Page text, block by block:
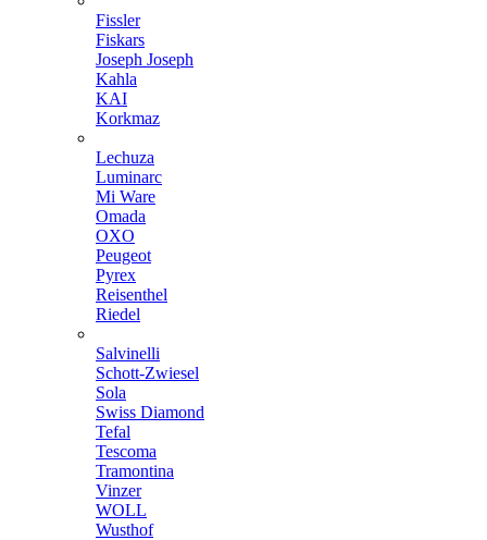
Fissler
Fiskars
Joseph Joseph
Kahla
KAI
Korkmaz
Lechuza
Luminarc
Mi Ware
Omada
OXO
Peugeot
Pyrex
Reisenthel
Riedel
Salvinelli
Schott-Zwiesel
Sola
Swiss Diamond
Tefal
Tescoma
Tramontina
Vinzer
WOLL
Wusthof